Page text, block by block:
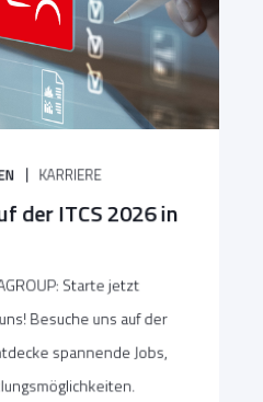
KARRIERE
der ITCS 2026 in
Starte jetzt
Besuche uns auf der
spannende Jobs,